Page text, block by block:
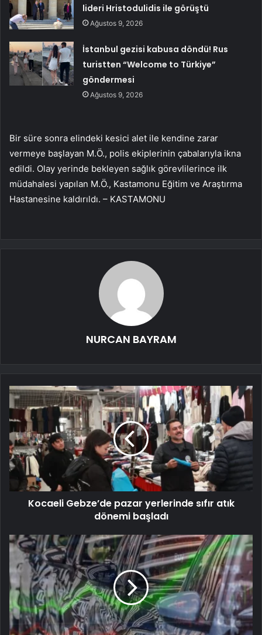
lideri Hristodulidis ile görüştü
Ağustos 9, 2026
İstanbul gezisi kabusa döndü! Rus
turistten “Welcome to Türkiye”
göndermesi
Ağustos 9, 2026
Bir süre sonra elindeki kesici alet ile kendine zarar
vermeye başlayan M.Ö., polis ekiplerinin çabalarıyla ikna
edildi. Olay yerinde bekleyen sağlık görevlilerince ilk
müdahalesi yapılan M.Ö., Kastamonu Eğitim ve Araştırma
Hastanesine kaldırıldı. – KASTAMONU
NURCAN BAYRAM
Kocaeli Gebze’de pazar yerlerinde sıfır atık
dönemi başladı